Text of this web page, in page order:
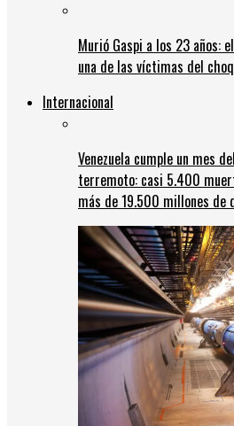
Murió Gaspi a los 23 años:
una de las víctimas del
Internacional
Venezuela cumple un mes
terremoto: casi 5.400
más de 19.500 millones de